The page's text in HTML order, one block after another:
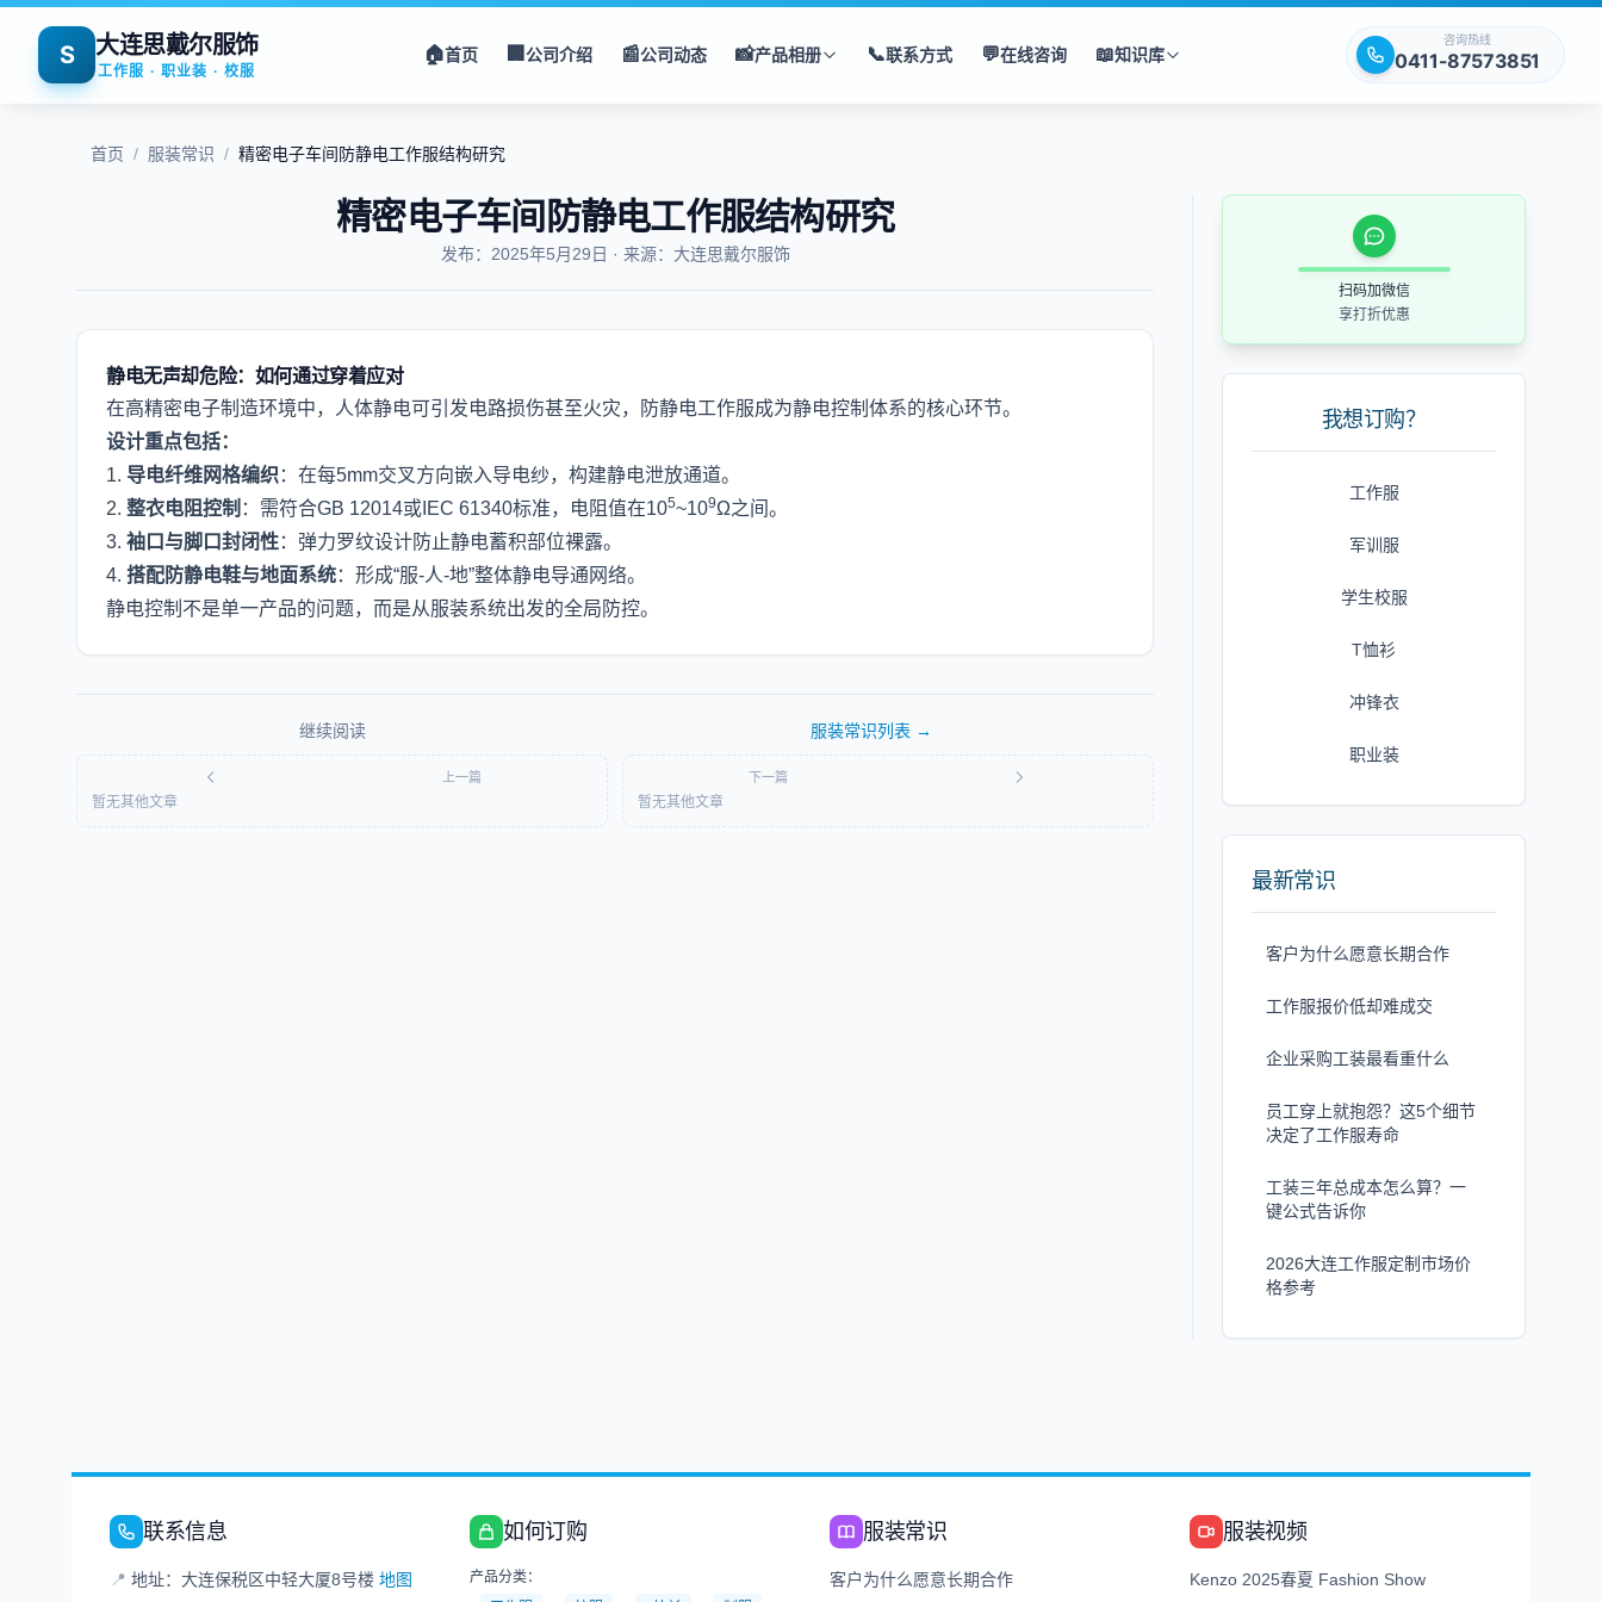
S 大连思戴尔服饰
工作服 · 职业装 · 校服
🏠首页 🏢公司介绍 📰公司动态 📸产品相册 📞联系方式 💬在线咨询 📖知识库
咨询热线
0411-87573851
首页 / 服装常识 / 精密电子车间防静电工作服结构研究
精密电子车间防静电工作服结构研究
发布：2025年5月29日 · 来源：大连思戴尔服饰
静电无声却危险：如何通过穿着应对
在高精密电子制造环境中，人体静电可引发电路损伤甚至火灾，防静电工作服成为静电控制体系的核心环节。
设计重点包括：
1. 导电纤维网格编织 ：在每5mm交叉方向嵌入导电纱，构建静电泄放通道。
2. 整衣电阻控制 ：需符合GB 12014或IEC 61340标准，电阻值在105~109Ω之间。
3. 袖口与脚口封闭性：弹力罗纹设计防止静电蓄积部位裸露。
4. 搭配防静电鞋与地面系统：形成“服-人-地”整体静电导通网络。
静电控制不是单一产品的问题，而是从服装系统出发的全局防控。
继续阅读 服装常识列表 →
上一篇
暂无其他文章
下一篇
暂无其他文章
扫码加微信
享打折优惠
我想订购？
工作服
军训服
学生校服
T恤衫
冲锋衣
职业装
最新常识
客户为什么愿意长期合作
工作服报价低却难成交
企业采购工装最看重什么
员工穿上就抱怨？这5个细节
决定了工作服寿命
工装三年总成本怎么算？一
键公式告诉你
2026大连工作服定制市场价
格参考
联系信息
📍 地址：大连保税区中轻大厦8号楼 地图
如何订购
产品分类：
服装常识
客户为什么愿意长期合作
服装视频
Kenzo 2025春夏 Fashion Show